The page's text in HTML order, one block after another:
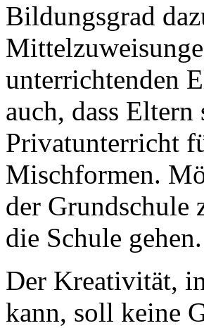
Bildungsgrad
unterrichtenden
auch, dass
Privatunterricht
Mischformen.
der Grundschule
die Schule gehen.
Der Kreativität,
kann, soll keine